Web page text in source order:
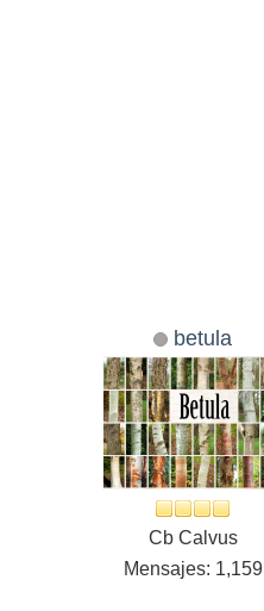
betula
Cb Calvus
Mensajes: 1,159